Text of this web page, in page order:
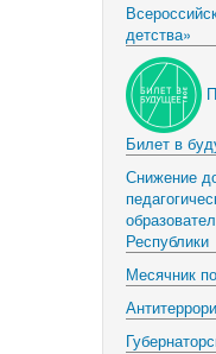
детства»
Билет в
Снижение
Республики
Месячник